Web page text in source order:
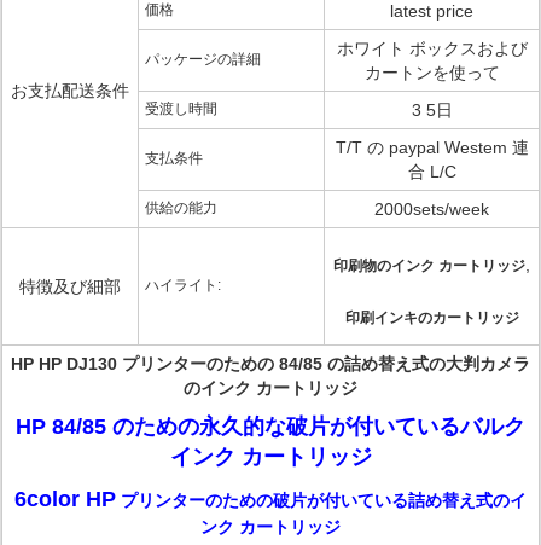
お支払配送条件
価格 latest price
パッケージの詳細
ホワイト ボックスおよび
カートンを使って
受渡し時間 3 5日
支払条件
T/T の paypal Westem 連
合 L/C
供給の能力 2000sets/week
特徴及び細部 ハイライト:
印刷物のインク カートリッジ
印刷インキのカートリッジ
HP HP DJ130 プリンターのための 84/85 の詰め替え式の大判カメラ
のインク カートリッジ
HP 84/85 のための永久的な破片が付いているバルク
インク カートリッジ
6color HP プリンターのための破片が付いている詰め替え式のイ
ンク カートリッジ